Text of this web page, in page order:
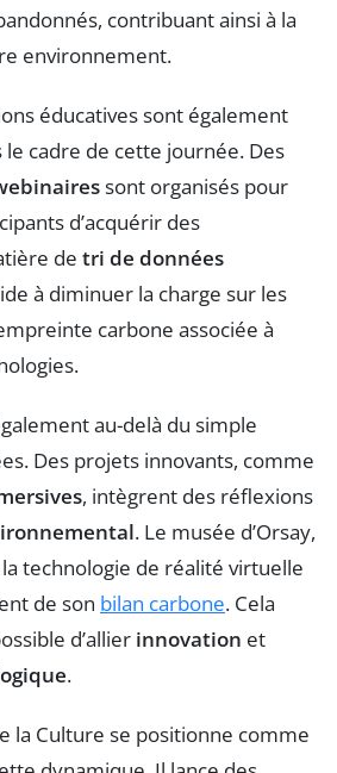
contribuant ainsi à la
environnement.
éducatives sont également
le cadre de cette journée. Des
sont organisés pour
d’acquérir des
de tri de données
à diminuer la charge sur les
carbone associée à
au-delà du simple
Des projets innovants, comme
, intègrent des réflexions
. Le musée d’Orsay,
technologie de réalité virtuelle
de son bilan carbone. Cela
d’allier innovation et
.
la Culture se positionne comme